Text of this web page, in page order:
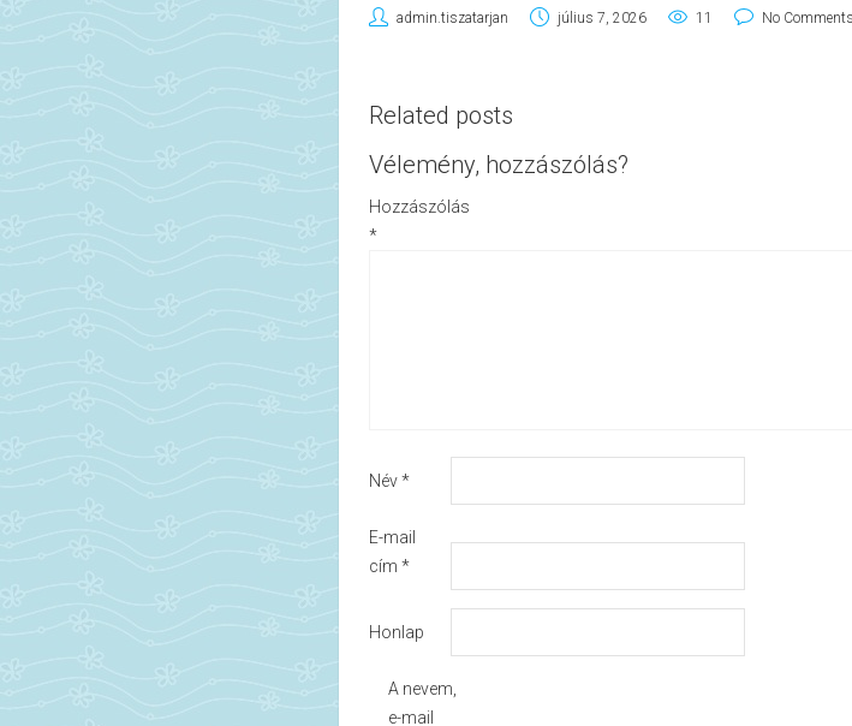
admin.tiszatarjan július 7, 2026 11 No Comments
Related posts
Vélemény, hozzászólás?
Hozzászólás
*
Név*
E-mail
cím *
Honlap
A nevem,
e-mail